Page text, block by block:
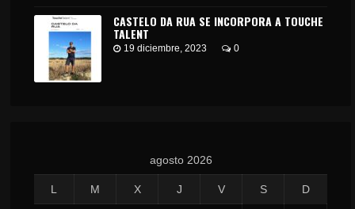
CASTELO DA RUA SE INCORPORA A TOUCHE
TALENT
19 diciembre, 2023 0
agosto 2026
L M X J V S D